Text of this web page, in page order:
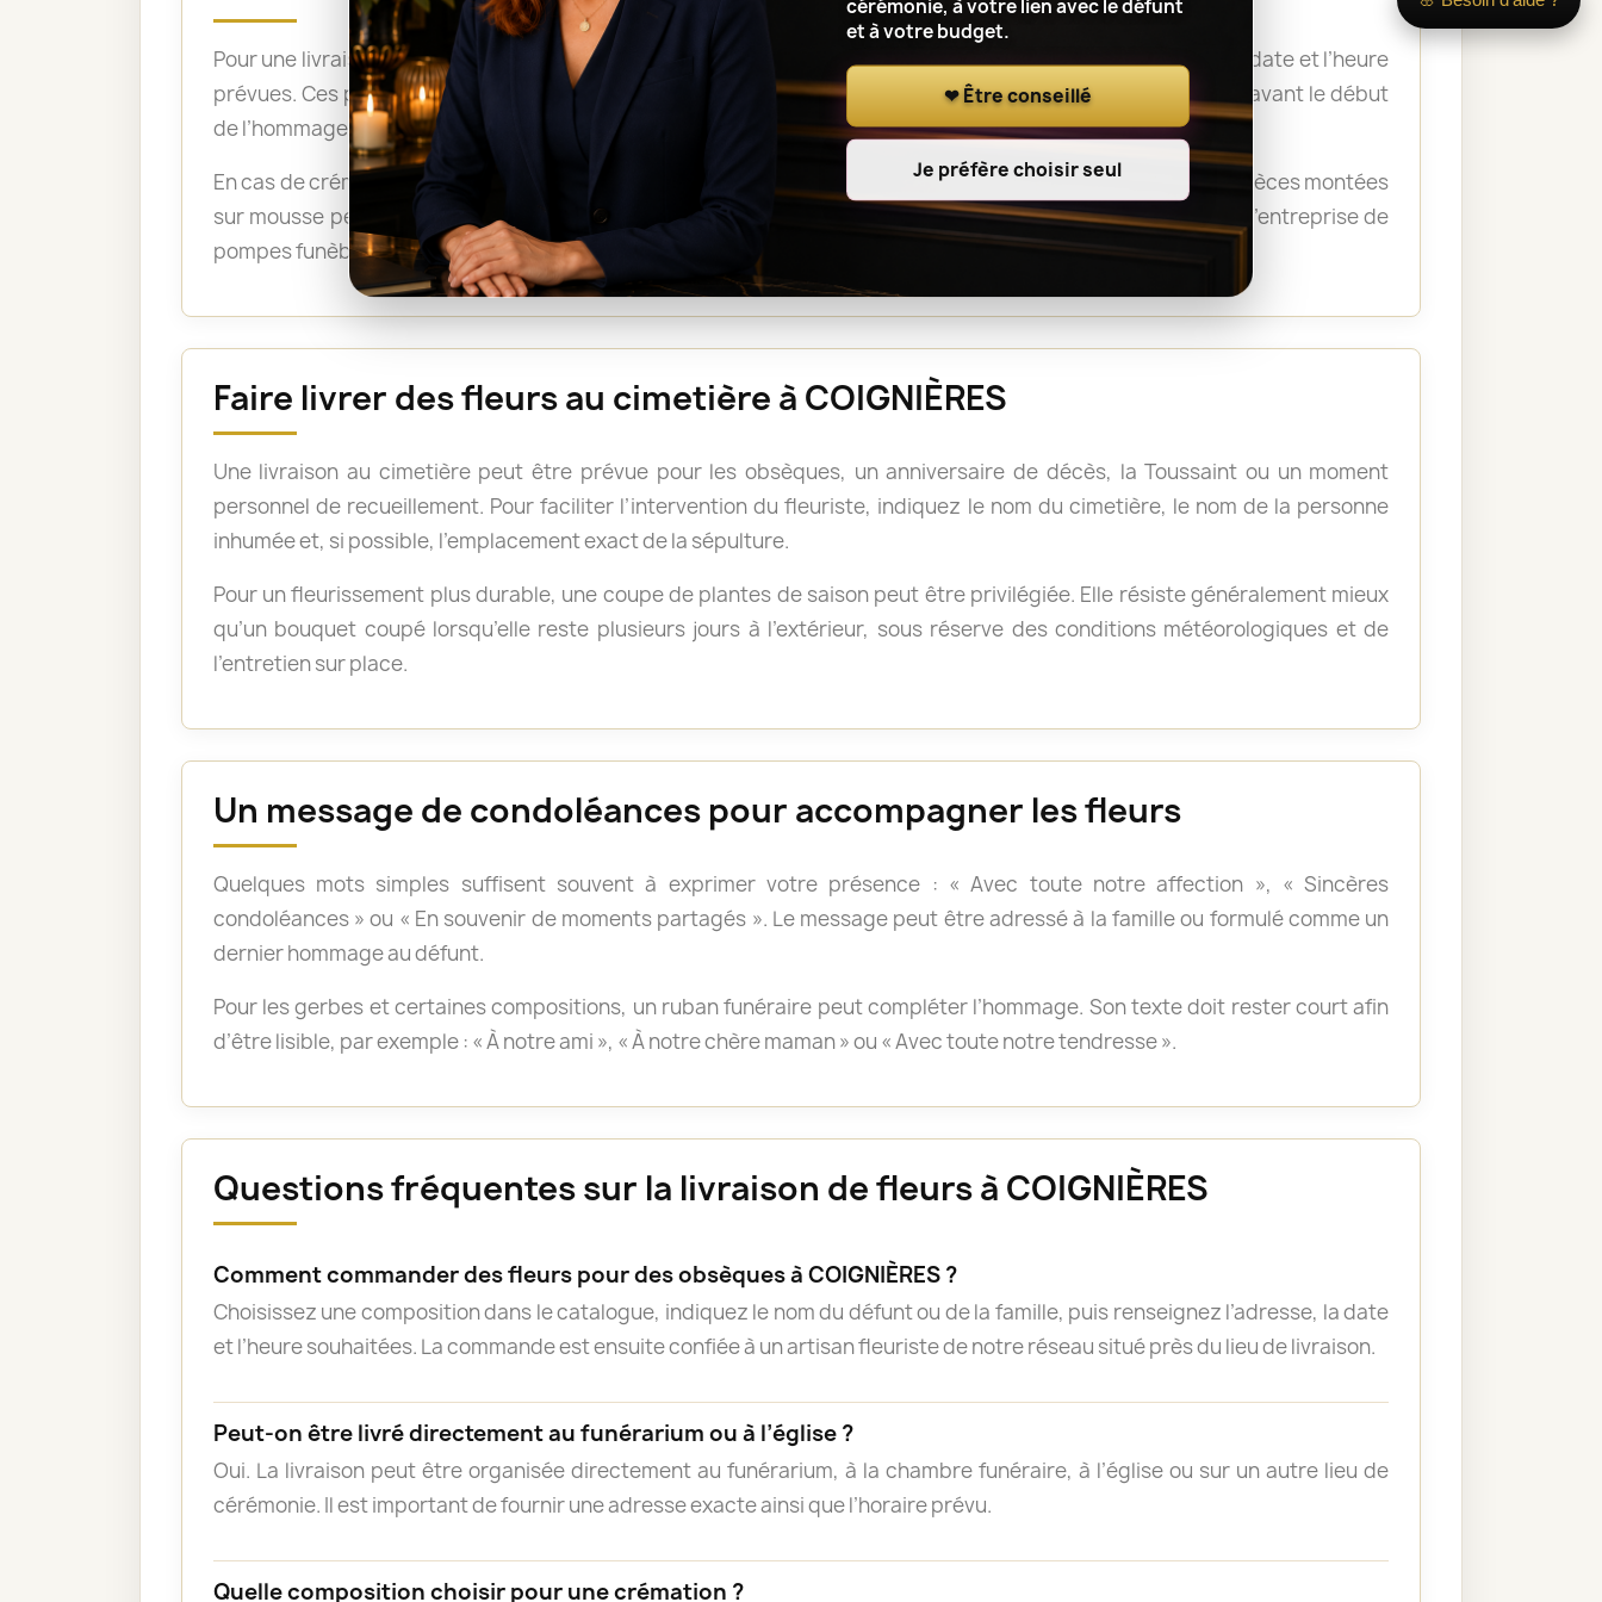
Pour une livraison directement sur le lieu de cérémonie, renseignez l’adresse complète, le nom du défunt, la date et l’heure
prévues. Ces précisions permettent à l’artisan fleuriste de notre réseau de coordonner la remise des fleurs avant le début
de l’hommage.
En cas de crémation, un bouquet ou une gerbe est souvent facile à déplacer après la cérémonie. Certaines pièces montées
sur mousse peuvent être acceptées, mais il reste prudent de vérifier les consignes du crématorium ou de l’entreprise de
pompes funèbres lorsque les fleurs doivent accompagner le cercueil.
Faire livrer des fleurs au cimetière à COIGNIÈRES
Une livraison au cimetière peut être prévue pour les obsèques, un anniversaire de décès, la Toussaint ou un moment
personnel de recueillement. Pour faciliter l’intervention du fleuriste, indiquez le nom du cimetière, le nom de la personne
inhumée et, si possible, l’emplacement exact de la sépulture.
Pour un fleurissement plus durable, une coupe de plantes de saison peut être privilégiée. Elle résiste généralement mieux
qu’un bouquet coupé lorsqu’elle reste plusieurs jours à l’extérieur, sous réserve des conditions météorologiques et de
l’entretien sur place.
Un message de condoléances pour accompagner les fleurs
Quelques mots simples suffisent souvent à exprimer votre présence : « Avec toute notre affection », « Sincères
condoléances » ou « En souvenir de moments partagés ». Le message peut être adressé à la famille ou formulé comme un
dernier hommage au défunt.
Pour les gerbes et certaines compositions, un ruban funéraire peut compléter l’hommage. Son texte doit rester court afin
d’être lisible, par exemple : « À notre ami », « À notre chère maman » ou « Avec toute notre tendresse ».
Questions fréquentes sur la livraison de fleurs à COIGNIÈRES
Comment commander des fleurs pour des obsèques à COIGNIÈRES ?
Choisissez une composition dans le catalogue, indiquez le nom du défunt ou de la famille, puis renseignez l’adresse, la date
et l’heure souhaitées. La commande est ensuite confiée à un artisan fleuriste de notre réseau situé près du lieu de livraison.
Peut-on être livré directement au funérarium ou à l’église ?
Oui. La livraison peut être organisée directement au funérarium, à la chambre funéraire, à l’église ou sur un autre lieu de
cérémonie. Il est important de fournir une adresse exacte ainsi que l’horaire prévu.
Quelle composition choisir pour une crémation ?
cérémonie, à votre lien avec le défunt
et à votre budget.
❤ Être conseillé
Je préfère choisir seul